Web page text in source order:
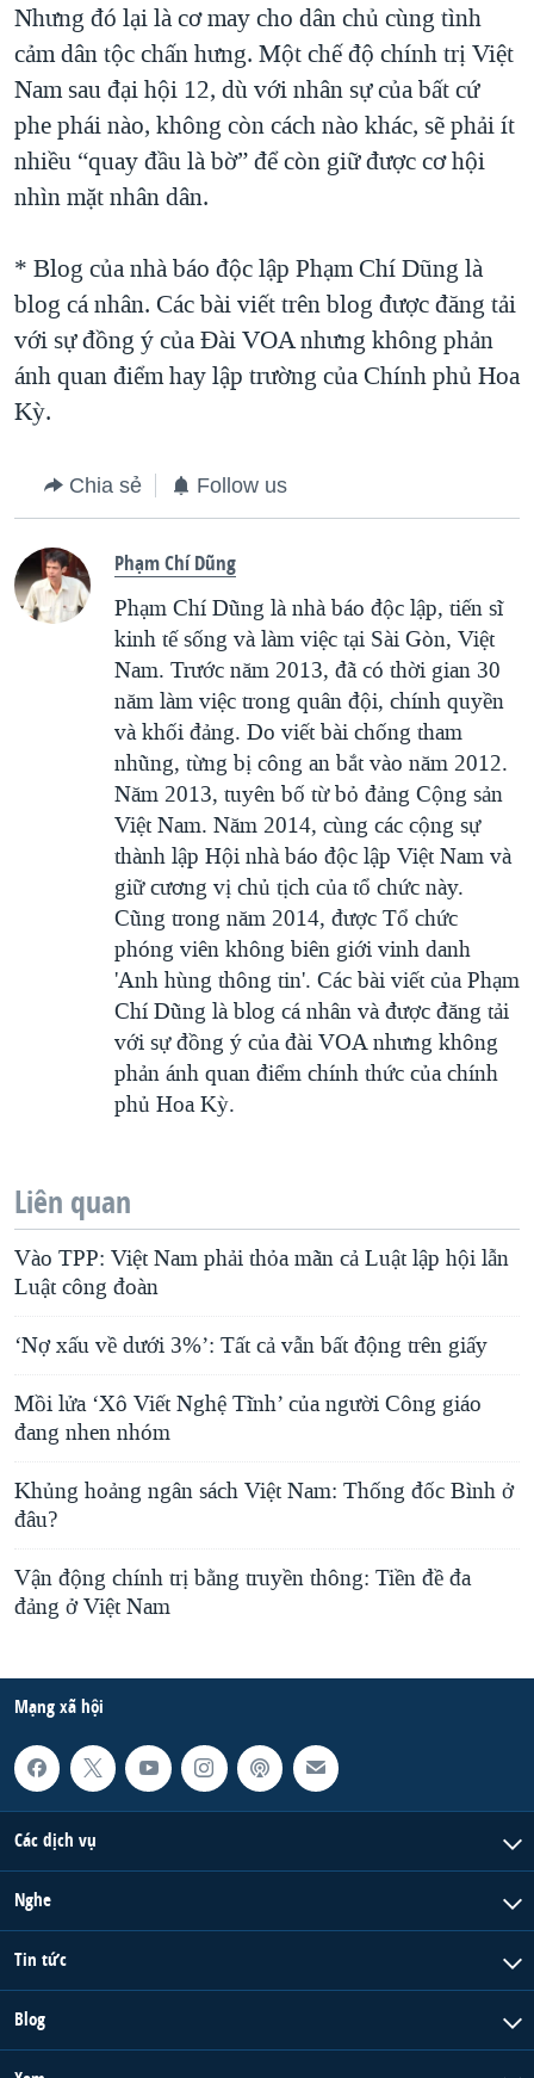
Nhưng đó lại là cơ may cho dân chủ cùng tình
cảm dân tộc chấn hưng. Một chế độ chính trị Việt
Nam sau đại hội 12, dù với nhân sự của bất cứ
phe phái nào, không còn cách nào khác, sẽ phải ít
nhiều “quay đầu là bờ” để còn giữ được cơ hội
nhìn mặt nhân dân.
* Blog của nhà báo độc lập Phạm Chí Dũng là
blog cá nhân. Các bài viết trên blog được đăng tải
với sự đồng ý của Ðài VOA nhưng không phản
ánh quan điểm hay lập trường của Chính phủ Hoa
Kỳ.
Chia sẻ Follow us
Phạm Chí Dũng
Phạm Chí Dũng là nhà báo độc lập, tiến sĩ
kinh tế sống và làm việc tại Sài Gòn, Việt
Nam. Trước năm 2013, đã có thời gian 30
năm làm việc trong quân đội, chính quyền
và khối đảng. Do viết bài chống tham
nhũng, từng bị công an bắt vào năm 2012.
Năm 2013, tuyên bố từ bỏ đảng Cộng sản
Việt Nam. Năm 2014, cùng các cộng sự
thành lập Hội nhà báo độc lập Việt Nam và
giữ cương vị chủ tịch của tổ chức này.
Cũng trong năm 2014, được Tổ chức
phóng viên không biên giới vinh danh
'Anh hùng thông tin'. Các bài viết của Phạm
Chí Dũng là blog cá nhân và được đăng tải
với sự đồng ý của đài VOA nhưng không
phản ánh quan điểm chính thức của chính
phủ Hoa Kỳ.
Liên quan
Vào TPP: Việt Nam phải thỏa mãn cả Luật lập hội lẫn
Luật công đoàn
‘Nợ xấu về dưới 3%’: Tất cả vẫn bất động trên giấy
Mồi lửa ‘Xô Viết Nghệ Tĩnh’ của người Công giáo
đang nhen nhóm
Khủng hoảng ngân sách Việt Nam: Thống đốc Bình ở
đâu?
Vận động chính trị bằng truyền thông: Tiền đề đa
đảng ở Việt Nam
Mạng xã hội
Các dịch vụ
Nghe
Tin tức
Blog